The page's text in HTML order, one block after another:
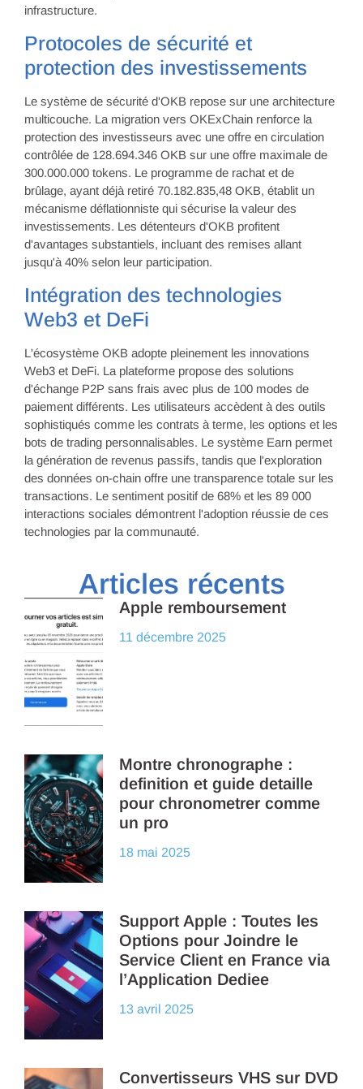
infrastructure.
Protocoles de sécurité et
protection des investissements
Le système de sécurité d'OKB repose sur une architecture
multicouche. La migration vers OKExChain renforce la
protection des investisseurs avec une offre en circulation
contrôlée de 128.694.346 OKB sur une offre maximale de
300.000.000 tokens. Le programme de rachat et de
brûlage, ayant déjà retiré 70.182.835,48 OKB, établit un
mécanisme déflationniste qui sécurise la valeur des
investissements. Les détenteurs d'OKB profitent
d'avantages substantiels, incluant des remises allant
jusqu'à 40% selon leur participation.
Intégration des technologies
Web3 et DeFi
L'écosystème OKB adopte pleinement les innovations
Web3 et DeFi. La plateforme propose des solutions
d'échange P2P sans frais avec plus de 100 modes de
paiement différents. Les utilisateurs accèdent à des outils
sophistiqués comme les contrats à terme, les options et les
bots de trading personnalisables. Le système Earn permet
la génération de revenus passifs, tandis que l'exploration
des données on-chain offre une transparence totale sur les
transactions. Le sentiment positif de 68% et les 89 000
interactions sociales démontrent l'adoption réussie de ces
technologies par la communauté.
Articles récents
Apple remboursement
11 décembre 2025
Montre chronographe :
definition et guide detaille
pour chronometrer comme
un pro
18 mai 2025
Support Apple : Toutes les
Options pour Joindre le
Service Client en France via
l’Application Dediee
13 avril 2025
Convertisseurs VHS sur DVD